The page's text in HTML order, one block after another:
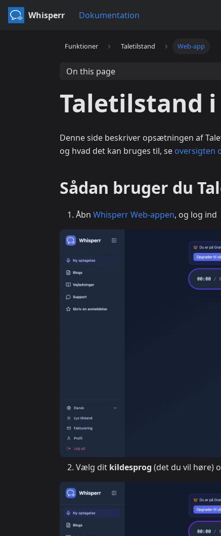
Whisperr Dokumentation
Funktioner Taletilstand Web-app
On this page
Taletilstand
Denne side beskriver opsætningen af
og hvad det kan bruges til, se oversigten
Sådan bruger du
Åbn Whisperr Web-appen, og log ind
Vælg dit kildesprog (det du vil høre)